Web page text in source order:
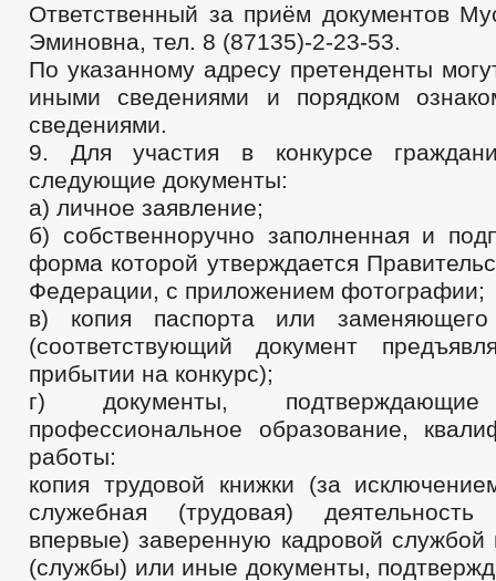
Ответственный за приём документов
Эминовна, тел. 8 (87135)-2-23-53.
По указанному адресу претенденты
иными сведениями и порядком
сведениями.
9. Для участия в конкурсе
следующие документы:
а) личное заявление;
б) собственноручно заполненная и
форма которой утверждается
Федерации, с приложением фотографии;
в) копия паспорта или
(соответствующий документ
прибытии на конкурс);
г) документы, подтверждающие
профессиональное образование,
работы:
копия трудовой книжки (за
служебная (трудовая) деятельность
впервые) заверенную кадровой
(службы) или иные документы,